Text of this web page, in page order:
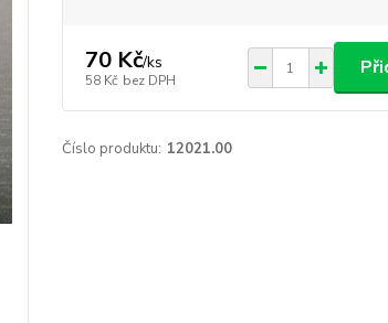
70 Kč/ks
58 Kč bez DPH
Číslo produktu: 12021.00